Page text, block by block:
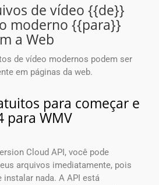
de vídeo {{de}}
moderno {{para}}
a Web
de vídeo modernos podem ser
em páginas da web.
para começar e
para WMV
Cloud API, você pode
arquivos imediatamente, pois
instalar nada. A API está